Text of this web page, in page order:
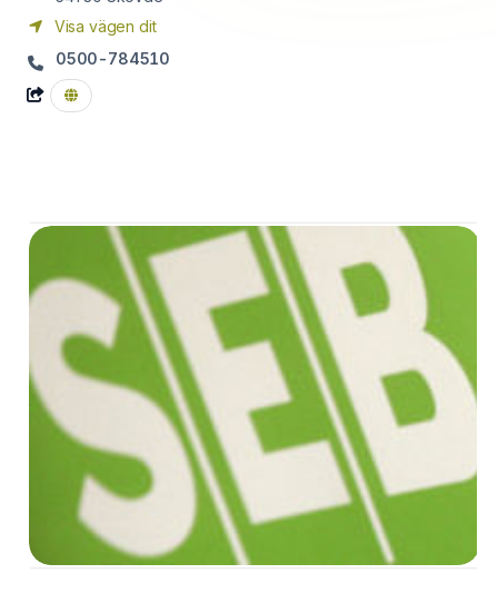
Visa vägen dit
0500-784510